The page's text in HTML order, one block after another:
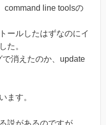
command line toolsの
ールしたはずなのにイ
た。
消えたのか、update
ます。
説があるのですが、